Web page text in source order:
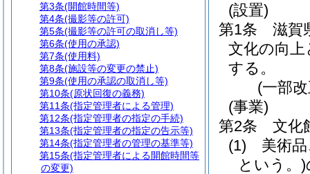
(設置)
第1条
滋賀
文化の向
する。
(一部
(事業)
第2条
文化
(1)
美術
という。)
第3条(開館時間等)
第4条(撮影等の許可)
第5条(撮影等の許可の取消し等)
第6条(使用の承認)
第7条(使用料)
第8条(施設等の変更の禁止)
第9条(使用の承認の取消し等)
第10条(原状回復の義務)
第11条(指定管理者による管理)
第12条(指定管理者の指定の手続)
第13条(指定管理者の指定の告示等)
第14条(指定管理者の管理の基準等)
第15条(指定管理者による開館時間等
の変更)